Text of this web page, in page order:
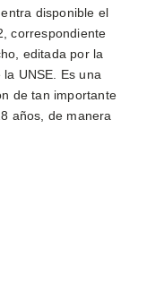
disponible el
correspondiente
editada por la
UNSE. Es una
de tan importante
años, de manera